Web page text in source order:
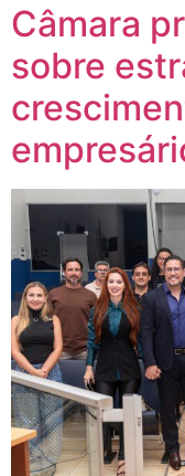
Câmara
sobre